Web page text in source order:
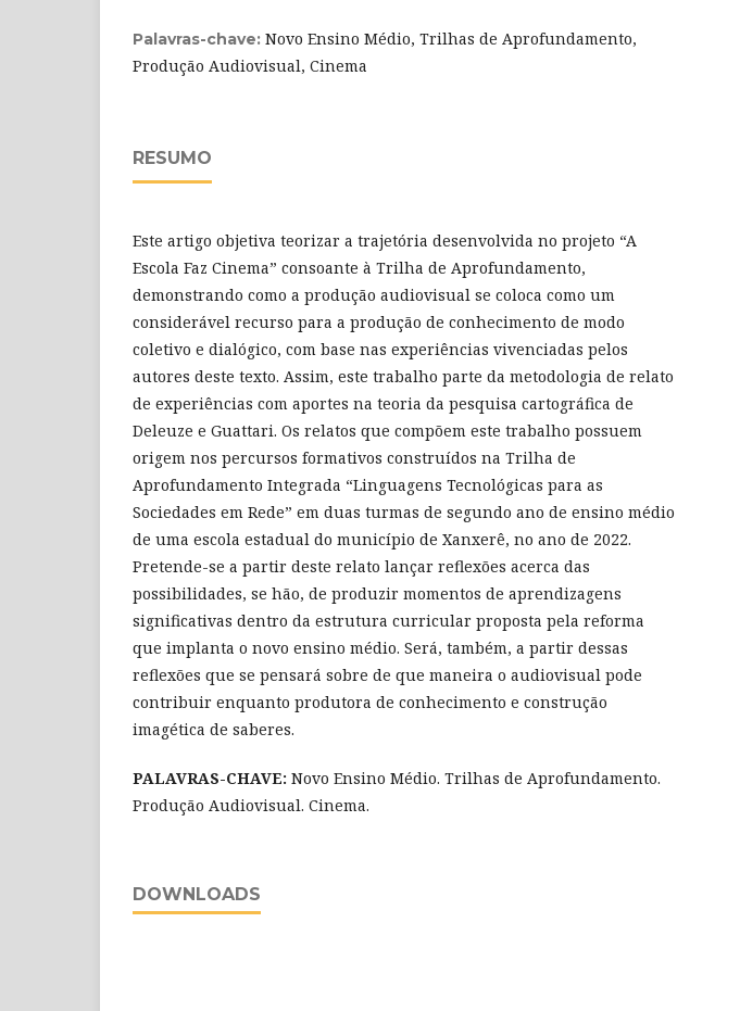
Palavras-chave: Novo Ensino Médio, Trilhas de Aprofundamento,
Produção Audiovisual, Cinema
RESUMO
Este artigo objetiva teorizar a trajetória desenvolvida no projeto “A
Escola Faz Cinema” consoante à Trilha de Aprofundamento,
demonstrando como a produção audiovisual se coloca como um
considerável recurso para a produção de conhecimento de modo
coletivo e dialógico, com base nas experiências vivenciadas pelos
autores deste texto. Assim, este trabalho parte da metodologia de relato
de experiências com aportes na teoria da pesquisa cartográfica de
Deleuze e Guattari. Os relatos que compõem este trabalho possuem
origem nos percursos formativos construídos na Trilha de
Aprofundamento Integrada “Linguagens Tecnológicas para as
Sociedades em Rede” em duas turmas de segundo ano de ensino médio
de uma escola estadual do município de Xanxerê, no ano de 2022.
Pretende-se a partir deste relato lançar reflexões acerca das
possibilidades, se hão, de produzir momentos de aprendizagens
significativas dentro da estrutura curricular proposta pela reforma
que implanta o novo ensino médio. Será, também, a partir dessas
reflexões que se pensará sobre de que maneira o audiovisual pode
contribuir enquanto produtora de conhecimento e construção
imagética de saberes.
PALAVRAS-CHAVE: Novo Ensino Médio. Trilhas de Aprofundamento.
Produção Audiovisual. Cinema.
DOWNLOADS